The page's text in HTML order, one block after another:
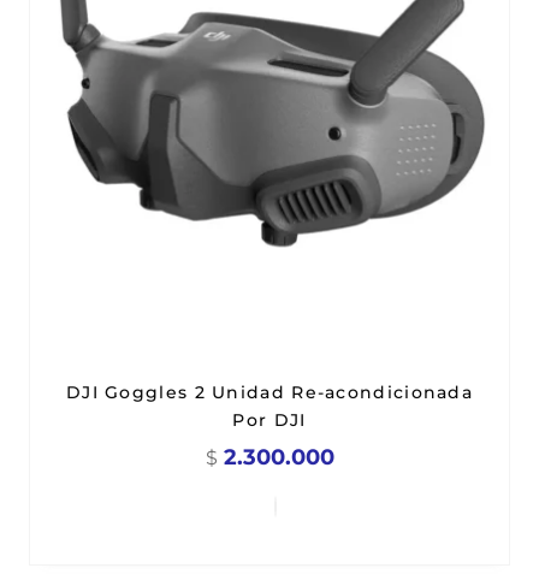
DJI Goggles 2 Unidad Re-acondicionada
Por DJI
$ 2.300.000